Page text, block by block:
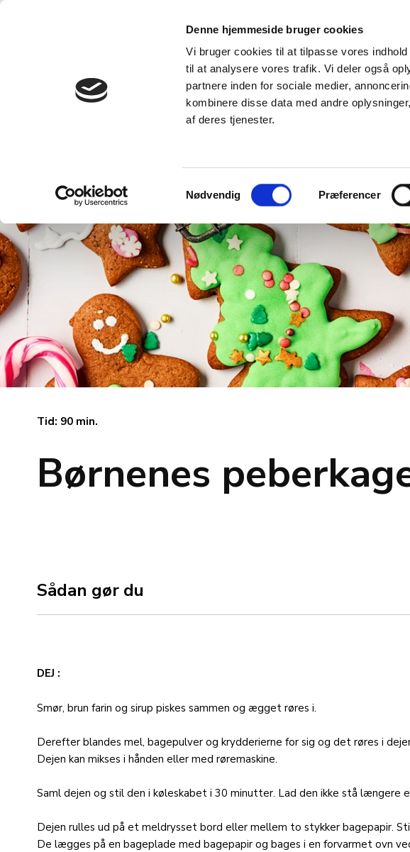
Denne hjemmeside bruger cookies
Vi bruger cookies til at tilpasse vores
til at analysere vores trafik. Vi deler også
partnere inden for sociale medier,
kombinere disse data med andre
af deres tjenester.
Samtykkevalg
Nødvendig Præferencer
TIL FORBRUGERE TIL
Tid: 90 min.
Børnenes
Sådan gør du
DEJ
Smør, brun farin og sirup piskes sammen og ægget røres i.
Derefter blandes mel, bagepulver og krydderierne for sig og det røres i
Dejen kan mikses i hånden eller med røremaskine.
Saml dejen og stil den i køleskabet i 30 minutter. Lad den ikke stå længere
Dejen rulles ud på et meldrysset bord eller mellem to stykker bagepapir.
De lægges på en bageplade med bagepapir og bages i en forvarmet ovn